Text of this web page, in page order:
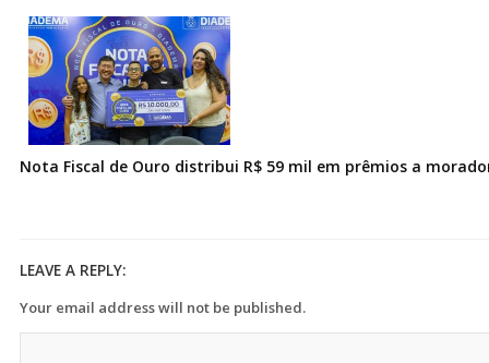
Nota Fiscal de Ouro distribui R$ 59 mil em prêmios a
LEAVE A REPLY:
Your email address will not be published.